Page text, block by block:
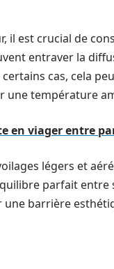
il est crucial de
entraver la
cas, cela
une température
en viager entre
légers et
parfait entre
barrière